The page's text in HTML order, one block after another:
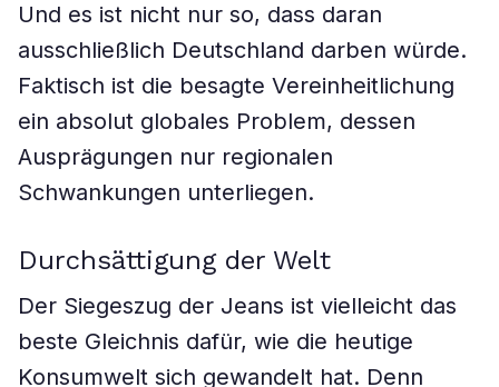
Und es ist nicht nur so, dass daran
ausschließlich Deutschland darben würde.
Faktisch ist die besagte Vereinheitlichung
ein absolut globales Problem, dessen
Ausprägungen nur regionalen
Schwankungen unterliegen.
Durchsättigung der Welt
Der Siegeszug der Jeans ist vielleicht das
beste Gleichnis dafür, wie die heutige
Konsumwelt sich gewandelt hat. Denn